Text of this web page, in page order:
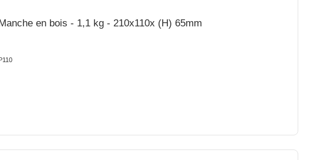
en bois - 1,1 kg - 210x110x (H) 65mm